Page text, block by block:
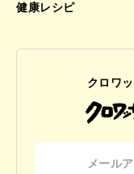
健康レシピ
クロワ